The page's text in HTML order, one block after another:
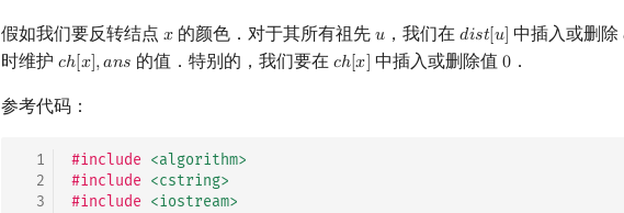
假如我们要反转结点 𝑥
x 的颜色．对于其所有祖先𝑢
u ，我们在𝑑𝑖𝑠𝑡[𝑢]
dist[u] 中插入或删除
时维护 𝑐ℎ[𝑥],𝑎𝑛𝑠
ch[x],ans 的值．特别的，我们要在 𝑐ℎ[𝑥]
ch[x] 中插入或删除值 0
0．
参考代码：
  1
  2
  3
#include <algorithm>
#include <cstring>
#include <iostream>